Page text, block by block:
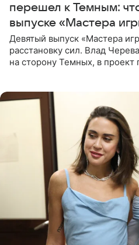
перешел к Темным:
выпуске «Мастера
Девятый выпуск «Мастера
расстановку сил. Влад
на сторону Темных, в